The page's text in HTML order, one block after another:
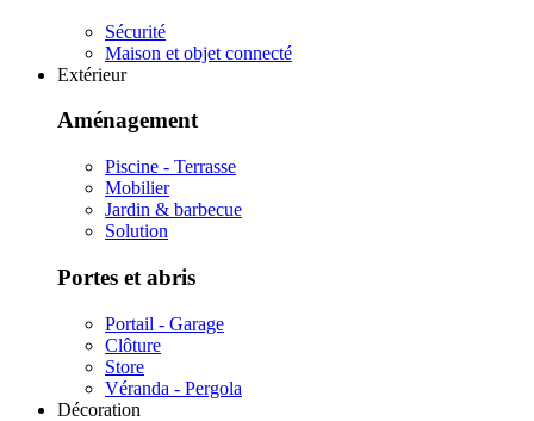
Sécurité
Maison et objet connecté
Extérieur
Aménagement
Piscine - Terrasse
Mobilier
Jardin & barbecue
Solution
Portes et abris
Portail - Garage
Clôture
Store
Véranda - Pergola
Décoration